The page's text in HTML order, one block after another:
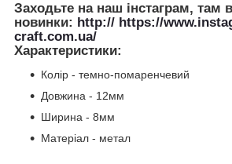
Заходьте на наш інстаграм, там
новинки: http:// https://
craft.com.ua/
Характеристики:
Колір - темно-помаренчевий
Довжина - 12мм
Ширина - 8мм
Матеріал - метал